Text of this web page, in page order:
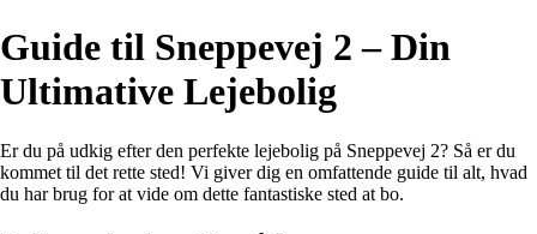
Guide til Sneppevej 2 – Din
Ultimative Lejebolig
Er du på udkig efter den perfekte lejebolig på Sneppevej 2? Så er du
kommet til det rette sted! Vi giver dig en omfattende guide til alt, hvad
du har brug for at vide om dette fantastiske sted at bo.